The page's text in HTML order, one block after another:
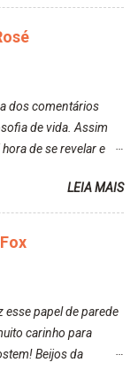
da limpeza. Ficou
Para quem
um p...
dos comentários
de vida. Assim
de se revelar e
mais você Loiro Rosé
retirei o excesso
os fios estavam
no site, uma
). Foi difícil retirar o
o cheiro é
da raiz:
LEIA MAIS
esse papel de parede
carinho para
Beijos da